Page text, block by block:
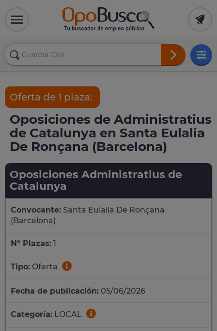
Oferta de 1 plaza:
Oposiciones de Administratius
de Catalunya en Santa Eulalia
De Ronçana (Barcelona)
Oposiciones Administratius de
Catalunya
Convocante: Santa Eulalia De Ronçana
(Barcelona)
Nº Plazas: 1
Tipo: Oferta
Fecha de publicación: 05/06/2026
Categoría: LOCAL